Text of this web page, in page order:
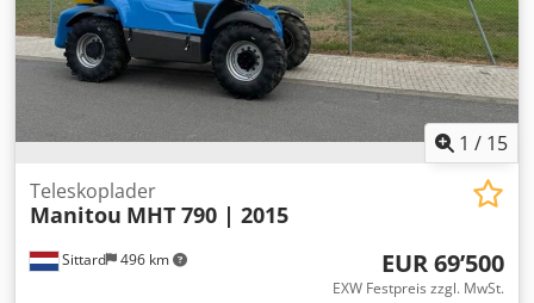
1 / 15
Sittard 496 km
Teleskoplader
Manitou MHT 790 | 2015
EUR 69’500
EXW Festpreis zzgl. MwSt.